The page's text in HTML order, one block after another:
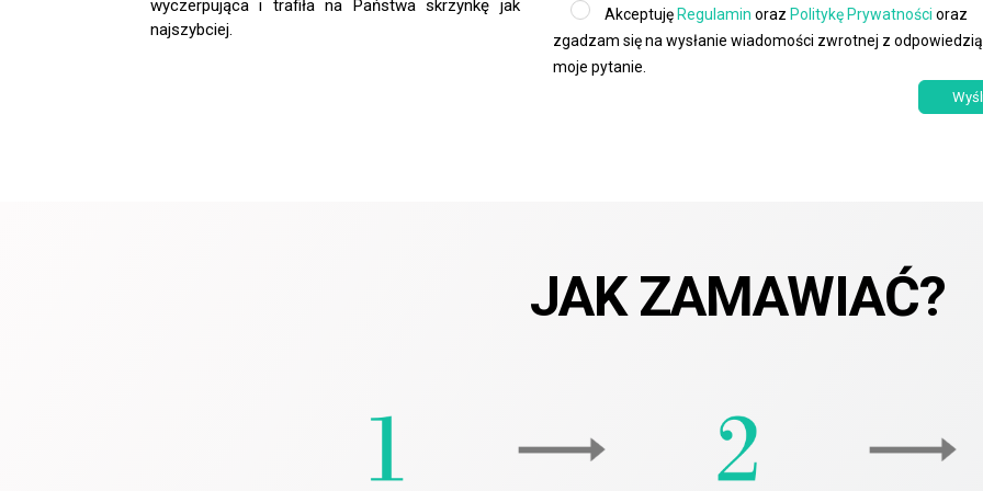
wyczerpująca i trafiła na Państwa skrzynkę jak
najszybciej.
AkceptujęRegulamin oraz Politykę Prywatności oraz
zgadzam się na wysłanie wiadomości zwrotnej z
moje pytanie.
JAK ZAMAWIAĆ?